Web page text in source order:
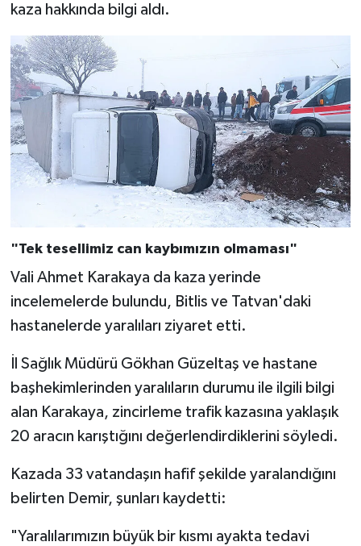
kaza hakkında bilgi aldı.
"Tek tesellimiz can kaybımızın olmaması"
Vali Ahmet Karakaya da kaza yerinde
incelemelerde bulundu, Bitlis ve Tatvan'daki
hastanelerde yaralıları ziyaret etti.
İl Sağlık Müdürü Gökhan Güzeltaş ve hastane
başhekimlerinden yaralıların durumu ile ilgili bilgi
alan Karakaya, zincirleme trafik kazasına yaklaşık
20 aracın karıştığını değerlendirdiklerini söyledi.
Kazada 33 vatandaşın hafif şekilde yaralandığını
belirten Demir, şunları kaydetti:
"Yaralılarımızın büyük bir kısmı ayakta tedavi
Çanakkale Müftülüğü
Çankırı Müftülüğü
Çorum Müftülüğü
Denizli Müftülüğü
Diyarbakır Müftülüğü
Düzce Müftülüğü
Elazığ Müftülüğü
Erzurum Müftülüğü
Eskişehir Müftülüğü
Gaziantep Müftülüğü
Bilim, Teknoloji
Biyografiler
Diyanet TV
İhtida Haberleri
YAŞAM